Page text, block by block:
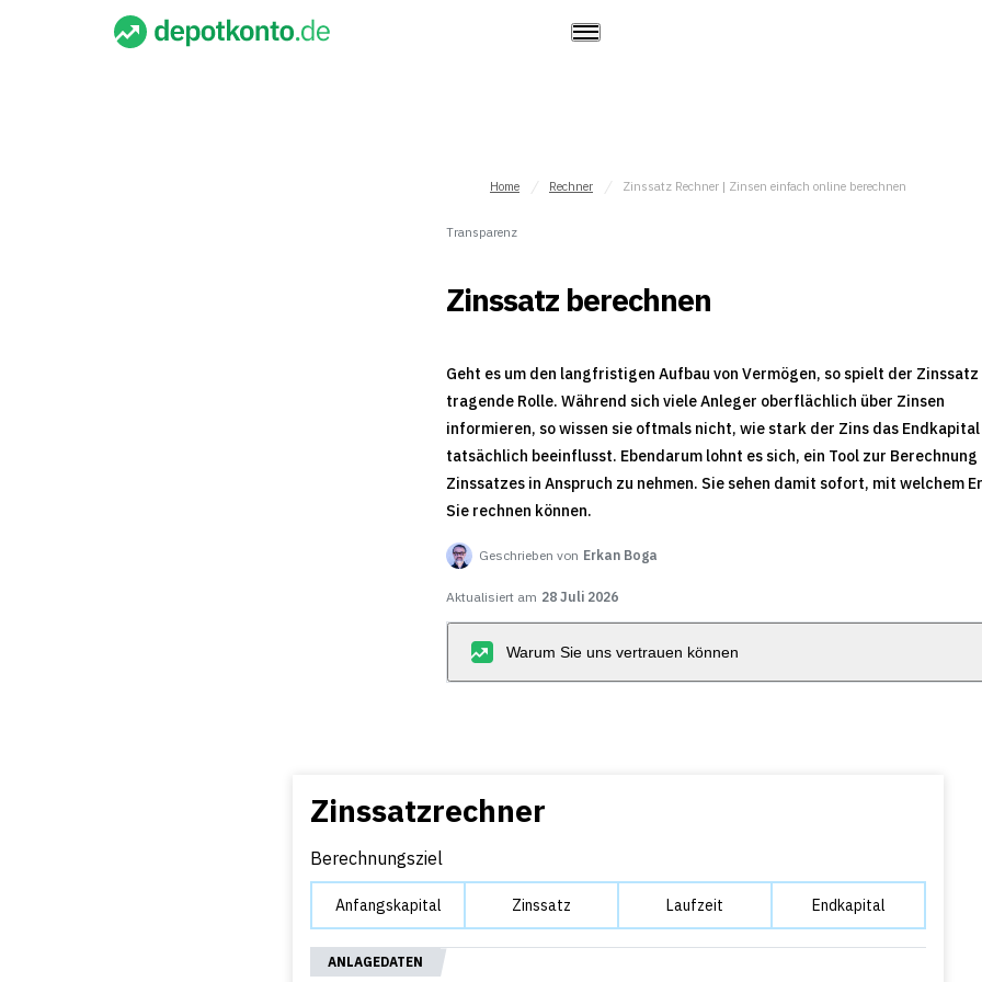
Home Rechner Zinssatz Rechner | Zinsen einfach online berechnen
Transparenz
Zinssatz berechnen
Geht es um den langfristigen Aufbau von Vermögen, so spielt der Zinssatz
tragende Rolle. Während sich viele Anleger oberflächlich über Zinsen
informieren, so wissen sie oftmals nicht, wie stark der Zins das Endkapital
tatsächlich beeinflusst. Ebendarum lohnt es sich, ein Tool zur Berechnung
Zinssatzes in Anspruch zu nehmen. Sie sehen damit sofort, mit welchem
Sie rechnen können.
Geschrieben von Erkan Boga
Aktualisiert am 28 Juli 2026
Warum Sie uns vertrauen können
Zinssatzrechner
Berechnungsziel
Anfangskapital Zinssatz Laufzeit Endkapital
ANLAGEDATEN